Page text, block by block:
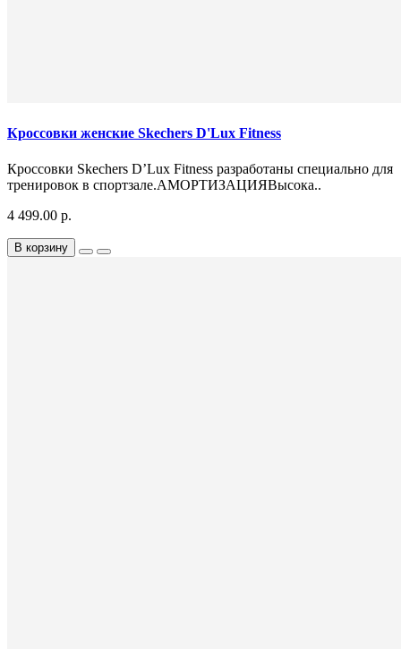
Кроссовки женские Skechers D'Lux Fitness
Кроссовки Skechers D’Lux Fitness разработаны специально для
тренировок в спортзале.АМОРТИЗАЦИЯВысока..
4 499.00 р.
В корзину